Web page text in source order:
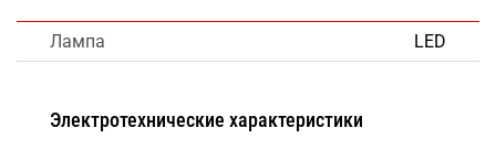
Лампа LED
Электротехнические характеристики